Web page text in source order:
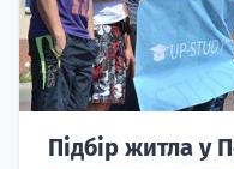
Підбір житла у